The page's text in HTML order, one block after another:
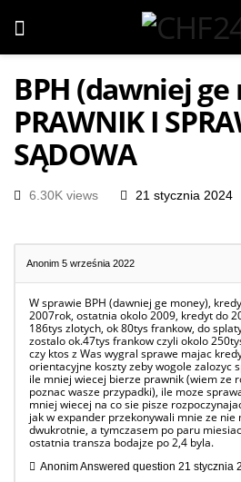
BPH (dawniej
PRAWNIK I
SĄDOWA
6.30K views 21 stycznia 2024
Anonim 5 września 2022
W sprawie BPH (dawniej ge money),
2007rok, ostatnia okolo 2009, kredyt do
186tys zlotych, ok 80tys frankow, do
zostalo ok.47tys frankow czyli okolo
czy ktos z Was wygral sprawe majac
orientacyjne koszty zeby wogole zalozyc
ile mniej wiecej bierze prawnik (wiem ze
poznac wasze przypadki), ile moze
mniej wiecej na co sie pisze
jak w expander przekonywali mnie ze nie
dwukrotnie, a tymczasem po paru
ostatnia transza bodajze po 2,4 byla.
AnonimAnswered question 21 stycznia